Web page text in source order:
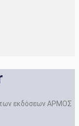
των εκδόσεων ΑΡΜΟΣ